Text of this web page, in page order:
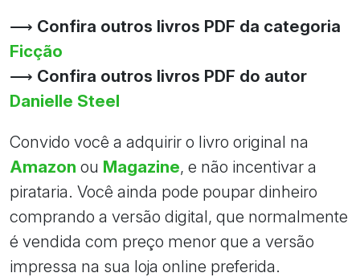
⟶ Confira outros livros PDF da categoria
Ficção
⟶ Confira outros livros PDF do autor
Danielle Steel
Convido você a adquirir o livro original na
Amazon ou Magazine, e não incentivar a
pirataria. Você ainda pode poupar dinheiro
comprando a versão digital, que normalmente
é vendida com preço menor que a versão
impressa na sua loja online preferida.